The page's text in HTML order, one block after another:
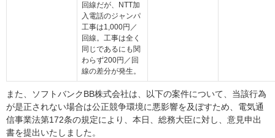
回線だが、NTT加
入電話のジャンパ
工事は1,000円／
回線。工事は全く
同じであるにも関
わらず200円／回
線の差分が発生。
また、ソフトバンクBB株式会社は、以下の案件について、当該行為
が是正されない場合は公正競争環境に悪影響を及ぼすため、電気通
信事業法第172条の規定により、本日、総務大臣に対し、意見申出
書を提出いたしました。